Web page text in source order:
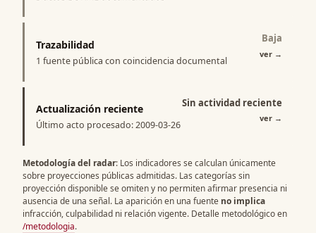
Trazabilidad
1 fuente pública con coincidencia documental
Baja
ver →
Actualización reciente
Último acto procesado: 2009-03-26
Sin actividad reciente
ver →
Metodología del radar: Los indicadores se calculan únicamente
sobre proyecciones públicas admitidas. Las categorías sin
proyección disponible se omiten y no permiten afirmar presencia ni
ausencia de una señal. La aparición en una fuente no implica
infracción, culpabilidad ni relación vigente. Detalle metodológico en
/metodologia.